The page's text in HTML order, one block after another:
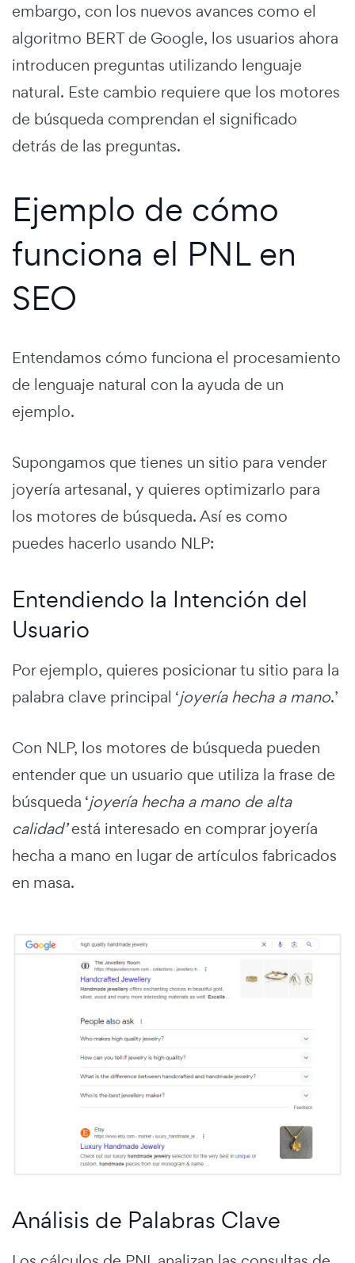
embargo, con los nuevos avances como el
algoritmo BERT de Google, los usuarios ahora
introducen preguntas utilizando lenguaje
natural. Este cambio requiere que los motores
de búsqueda comprendan el significado
detrás de las preguntas.
Ejemplo de cómo
funciona el PNL en
SEO
Entendamos cómo funciona el procesamiento
de lenguaje natural con la ayuda de un
ejemplo.
Supongamos que tienes un sitio para vender
joyería artesanal, y quieres optimizarlo para
los motores de búsqueda. Así es como
puedes hacerlo usando NLP:
Entendiendo la Intención del
Usuario
Por ejemplo, quieres posicionar tu sitio para la
palabra clave principal ‘joyería hecha a mano.’
Con NLP, los motores de búsqueda pueden
entender que un usuario que utiliza la frase de
búsqueda ‘joyería hecha a mano de alta
calidad’está interesado en comprar joyería
hecha a mano en lugar de artículos fabricados
en masa.
Análisis de Palabras Clave